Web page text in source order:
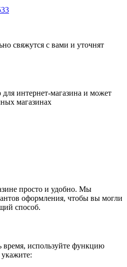
свяжутся с вами и уточнят
для интернет-магазина и может
магазинах
просто и удобно. Мы
оформления, чтобы вы могли
способ.
время, используйте функцию